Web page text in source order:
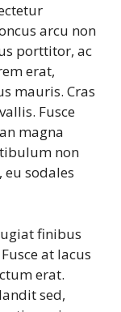
arcu non
porttitor, ac
erat,
mauris. Cras
Fusce
magna
non
sodales
finibus
at lacus
erat.
sed,